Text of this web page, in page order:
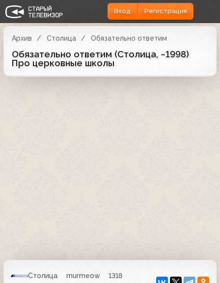
Вход Регистрация
Архив Столица Обязательно ответим
Обязательно ответим (Столица, ~1998)
Про церковные школы
Столица murmeow
1318